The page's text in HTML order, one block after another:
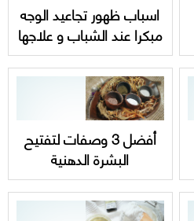
اسباب ظهور تجاعيد الوجه
مبكرا عند الشباب و علاجها
أفضل 3 وصفات لتفتيح
البشرة الدهنية